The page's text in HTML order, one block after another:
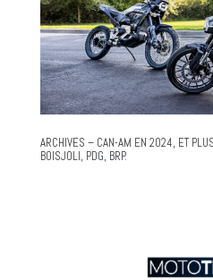
ARCHIVES – CAN-AM EN 2024, ET
BOISJOLI, PDG, BRP.